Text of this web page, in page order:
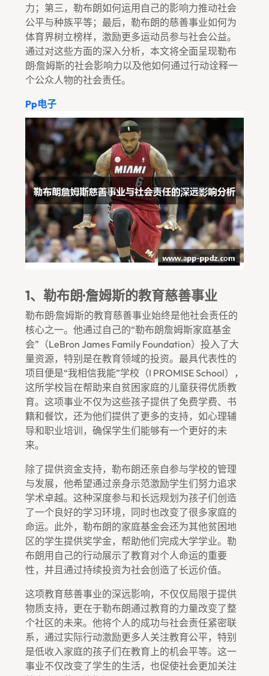
力；第三，勒布朗如何运用自己的影响力推动社会
公平与种族平等；最后，勒布朗的慈善事业如何为
体育界树立榜样，激励更多运动员参与社会公益。
通过对这些方面的深入分析，本文将全面呈现勒布
朗·詹姆斯的社会影响力以及他如何通过行动诠释一
个公众人物的社会责任。
Pp电子
1、勒布朗·詹姆斯的教育慈善事业
勒布朗·詹姆斯的教育慈善事业始终是他社会责任的
核心之一。他通过自己的“勒布朗詹姆斯家庭基金
会”（LeBron James Family Foundation）投入了大
量资源，特别是在教育领域的投资。最具代表性的
项目便是“我相信我能”学校（I PROMISE School），
这所学校旨在帮助来自贫困家庭的儿童获得优质教
育。这项事业不仅为这些孩子提供了免费学费、书
籍和餐饮，还为他们提供了更多的支持，如心理辅
导和职业培训，确保学生们能够有一个更好的未
来。
除了提供资金支持，勒布朗还亲自参与学校的管理
与发展，他希望通过亲身示范激励学生们努力追求
学术卓越。这种深度参与和长远规划为孩子们创造
了一个良好的学习环境，同时也改变了很多家庭的
命运。此外，勒布朗的家庭基金会还为其他贫困地
区的学生提供奖学金，帮助他们完成大学学业。勒
布朗用自己的行动展示了教育对个人命运的重要
性，并且通过持续投资为社会创造了长远价值。
这项教育慈善事业的深远影响，不仅仅局限于提供
物质支持，更在于勒布朗通过教育的力量改变了整
个社区的未来。他将个人的成功与社会责任紧密联
系，通过实际行动激励更多人关注教育公平，特别
是低收入家庭的孩子们在教育上的机会平等。这一
事业不仅改变了学生的生活，也促使社会更加关注